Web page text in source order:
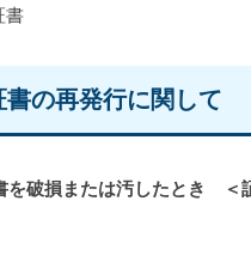
書
書の再発行に関して
破損または汚したとき ＜